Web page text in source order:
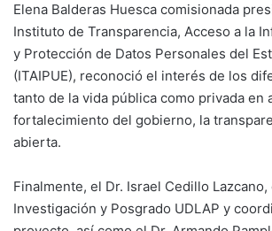
Elena Balderas Huesca comisionada
Instituto de Transparencia, Acceso a la
y Protección de Datos Personales del
(ITAIPUE), reconoció el interés de los
tanto de la vida pública como privada en
fortalecimiento del gobierno, la
abierta.
Finalmente, el Dr. Israel Cedillo
Investigación y Posgrado UDLAP y